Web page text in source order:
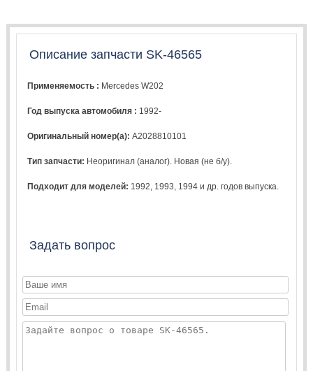
Описание запчасти SK-46565
Применяемость : Mercedes W202
Год выпуска автомобиля : 1992-
Оригинальный номер(а):A2028810101
Тип запчасти: Неоригинал (аналог). Новая (не б/у).
Подходит для моделей: 1992 1993 1994 и др. годов выпуска.
Задать вопрос